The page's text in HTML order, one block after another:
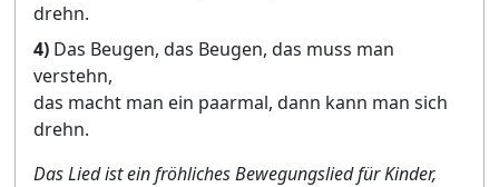
drehn.
4) Das Beugen, das Beugen, das muss man
verstehn,
das macht man ein paarmal, dann kann man sich
drehn.
Das Lied ist ein fröhliches Bewegungslied für Kinder,